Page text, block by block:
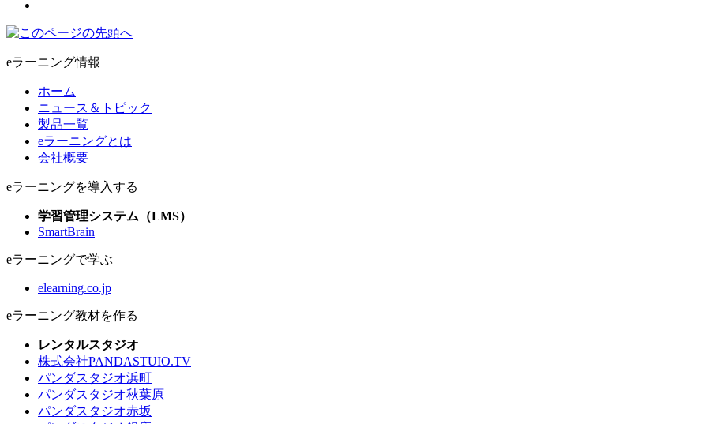
eラーニング情報
ホーム
ニュース＆トピック
製品一覧
eラーニングとは
会社概要
eラーニングを導入する
学習管理システム（LMS）
SmartBrain
eラーニングで学ぶ
elearning.co.jp
eラーニング教材を作る
レンタルスタジオ
株式会社PANDASTUIO.TV
パンダスタジオ浜町
パンダスタジオ秋葉原
パンダスタジオ赤坂